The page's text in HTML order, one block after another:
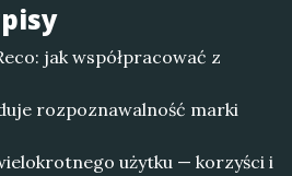
jak współpracować z
rozpoznawalność marki
użytku — korzyści i